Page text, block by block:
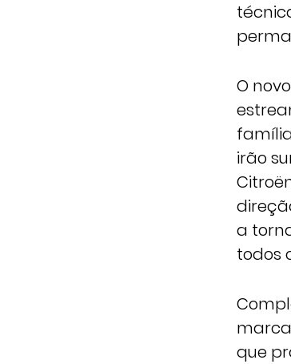
O
irão
a
todos
que